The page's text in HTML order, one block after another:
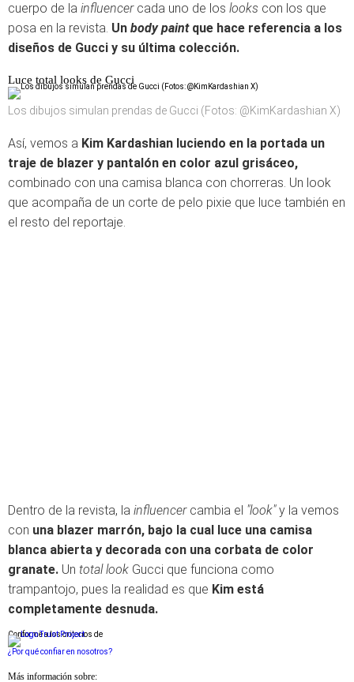
cuerpo de la influencer cada uno de los looks con los que
posa en la revista. Un body paint que hace referencia a los
diseños de Gucci y su última colección.
Luce total looks de Gucci
Los dibujos simulan prendas de Gucci (Fotos: @KimKardashian X)
Así, vemos a Kim Kardashian luciendo en la portada un
traje de blazer y pantalón en color azul grisáceo,
combinado con una camisa blanca con chorreras. Un look
que acompaña de un corte de pelo pixie que luce también en
el resto del reportaje.
Dentro de la revista, la influencercambia el "look"y la vemos
con una blazer marrón, bajo la cual luce una camisa
blanca abierta y decorada con una corbata de color
granate. Un total look Gucci que funciona como
trampantojo, pues la realidad es que Kim está
completamente desnuda.
Conforme a los criterios de
¿Por qué confiar en nosotros?
Más información sobre: